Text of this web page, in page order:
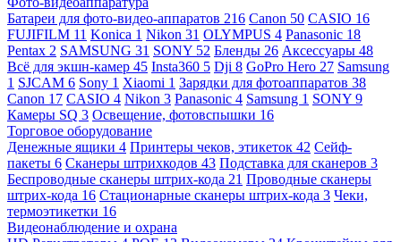
Батареи для фото-видео-аппаратов 216 Canon 50 CASIO 16
FUJIFILM 11 Konica 1 Nikon 31 OLYMPUS 4 Panasonic 18
Pentax 2 SAMSUNG 31 SONY 52 Бленды 26 Аксессуары 48
Всё для экшн-камер 45 Insta360 5 Dji 8 GoPro Hero 27 Samsung
1 SJCAM 6 Sony 1 Xiaomi 1 Зарядки для фотоаппаратов 38
Canon 17 CASIO 4 Nikon 3 Panasonic 4 Samsung 1 SONY 9
Камеры SQ 3 Освещение, фотовспышки 16
Торговое оборудование
Денежные ящики 4 Принтеры чеков, этикеток 42 Сейф-
пакеты 6 Сканеры штрихкодов 43 Подставка для сканеров 3
Беспроводные сканеры штрих-кода 21 Проводные сканеры
штрих-кода 16 Стационарные сканеры штрих-кода 3 Чеки,
термоэтикетки 16
Видеонаблюдение и охрана